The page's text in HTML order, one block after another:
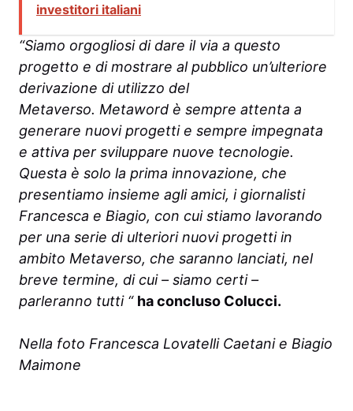
investitori italiani
“Siamo orgogliosi di dare il via a questo
progetto e di mostrare al pubblico un’ulteriore
derivazione di utilizzo del
Metaverso. Metaword è sempre attenta a
generare nuovi progetti e sempre impegnata
e attiva per sviluppare nuove tecnologie.
Questa è solo la prima innovazione, che
presentiamo insieme agli amici, i giornalisti
Francesca e Biagio, con cui stiamo lavorando
per una serie di ulteriori nuovi progetti in
ambito Metaverso, che saranno lanciati, nel
breve termine, di cui – siamo certi –
parleranno tutti “ ha concluso Colucci.
Nella foto Francesca Lovatelli Caetani e Biagio
Maimone